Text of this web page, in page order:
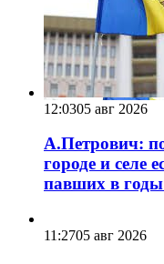
12:0305 авг 2026
А.Петрович:
городе и селе
павших в
11:2705 авг 2026